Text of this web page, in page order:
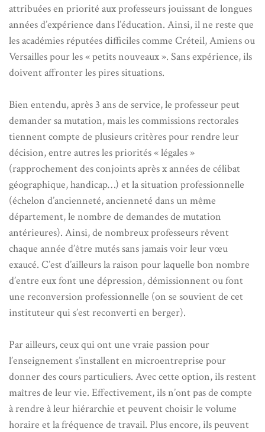
attribuées en priorité aux professeurs jouissant de longues
années d’expérience dans l’éducation. Ainsi, il ne reste que
les académies réputées difficiles comme Créteil, Amiens ou
Versailles pour les « petits nouveaux ». Sans expérience, ils
doivent affronter les pires situations.
Bien entendu, après 3 ans de service, le professeur peut
demander sa mutation, mais les commissions rectorales
tiennent compte de plusieurs critères pour rendre leur
décision, entre autres les priorités « légales »
(rapprochement des conjoints après x années de célibat
géographique, handicap…) et la situation professionnelle
(échelon d’ancienneté, ancienneté dans un même
département, le nombre de demandes de mutation
antérieures). Ainsi, de nombreux professeurs rêvent
chaque année d’être mutés sans jamais voir leur vœu
exaucé. C’est d’ailleurs la raison pour laquelle bon nombre
d’entre eux font une dépression, démissionnent ou font
une reconversion professionnelle (on se souvient de cet
instituteur qui s’est reconverti en berger).
Par ailleurs, ceux qui ont une vraie passion pour
l’enseignement s’installent en microentreprise pour
donner des cours particuliers. Avec cette option, ils restent
maîtres de leur vie. Effectivement, ils n’ont pas de compte
à rendre à leur hiérarchie et peuvent choisir le volume
horaire et la fréquence de travail. Plus encore, ils peuvent